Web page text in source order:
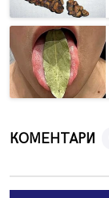
КОМЕНТАРИ